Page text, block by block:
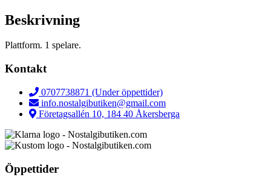
Beskrivning
Plattform. 1 spelare.
Kontakt
0707738871 (Under öppettider)
info.nostalgibutiken@gmail.com
Företagsallén 10, 184 40 Åkersberga
Öppettider